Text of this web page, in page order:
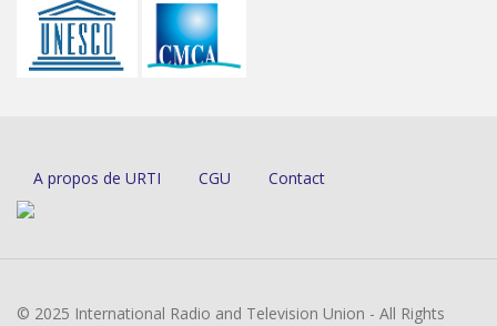
A propos de URTI CGU Contact
© 2025 International Radio and Television Union - All Rights